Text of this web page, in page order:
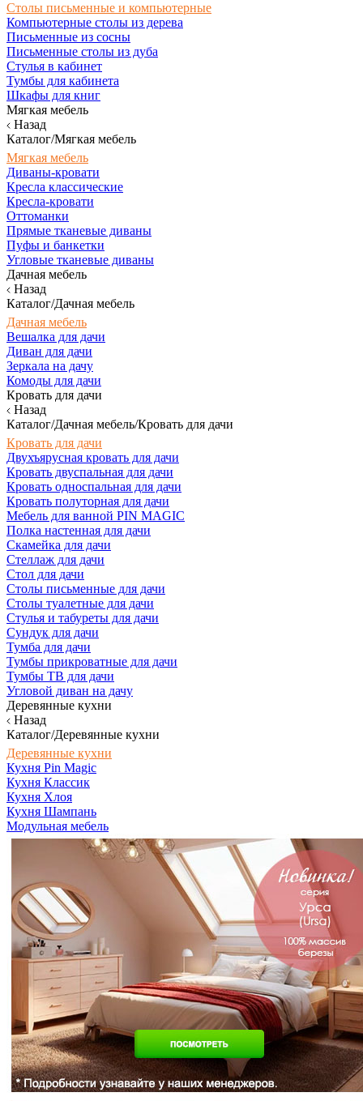
Столы письменные и компьютерные
Компьютерные столы из дерева
Письменные из сосны
Письменные столы из дуба
Стулья в кабинет
Тумбы для кабинета
Шкафы для книг
Мягкая мебель
Назад
Каталог/Мягкая мебель
Мягкая мебель
Диваны-кровати
Кресла классические
Кресла-кровати
Оттоманки
Прямые тканевые диваны
Пуфы и банкетки
Угловые тканевые диваны
Дачная мебель
Назад
Каталог/Дачная мебель
Дачная мебель
Вешалка для дачи
Диван для дачи
Зеркала на дачу
Комоды для дачи
Кровать для дачи
Назад
Каталог/Дачная мебель/Кровать для дачи
Кровать для дачи
Двухъярусная кровать для дачи
Кровать двуспальная для дачи
Кровать односпальная для дачи
Кровать полуторная для дачи
Мебель для ванной PIN MAGIC
Полка настенная для дачи
Скамейка для дачи
Стеллаж для дачи
Стол для дачи
Столы письменные для дачи
Столы туалетные для дачи
Стулья и табуреты для дачи
Сундук для дачи
Тумба для дачи
Тумбы прикроватные для дачи
Тумбы ТВ для дачи
Угловой диван на дачу
Деревянные кухни
Назад
Каталог/Деревянные кухни
Деревянные кухни
Кухня Pin Magic
Кухня Классик
Кухня Хлоя
Кухня Шампань
Модульная мебель